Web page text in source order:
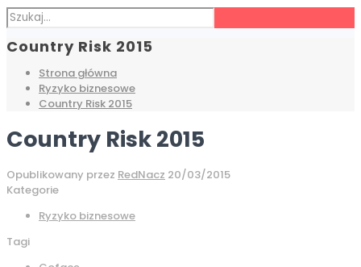
Country Risk 2015
Strona główna
Ryzyko biznesowe
Country Risk 2015
Country Risk 2015
Opublikowany przez RedNacz 20/03/2015
Kategorie
Ryzyko biznesowe
Tagi